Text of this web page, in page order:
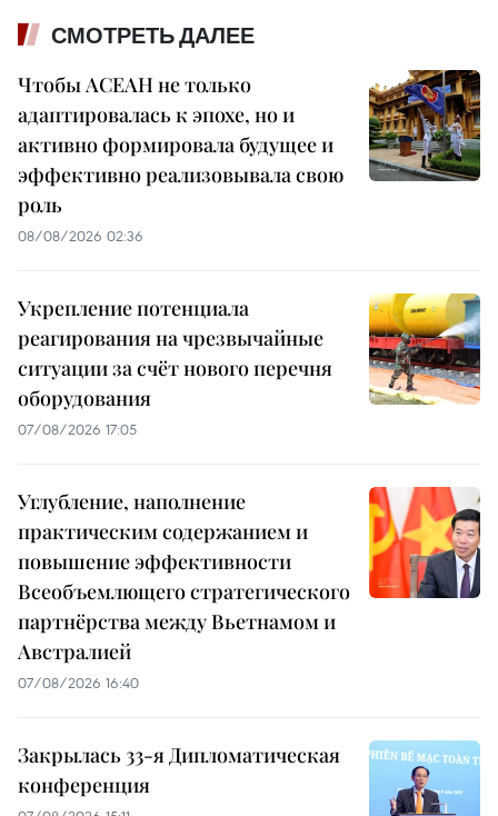
СМОТРЕТЬ ДАЛЕЕ
Чтобы АСЕАН не только
адаптировалась к эпохе, но и
активно формировала будущее и
эффективно реализовывала свою
роль
08/08/2026 02:36
Укрепление потенциала
реагирования на чрезвычайные
ситуации за счёт нового перечня
оборудования
07/08/2026 17:05
Углубление, наполнение
практическим содержанием и
повышение эффективности
Всеобъемлющего стратегического
партнёрства между Вьетнамом и
Австралией
07/08/2026 16:40
Закрылась 33-я Дипломатическая
конференция